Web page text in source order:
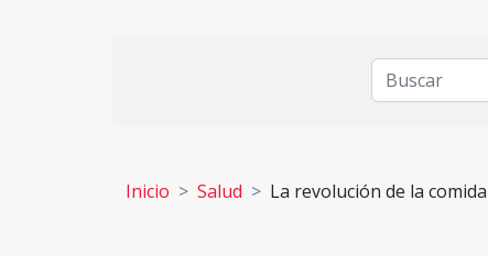
Inicio Salud La revolución de la